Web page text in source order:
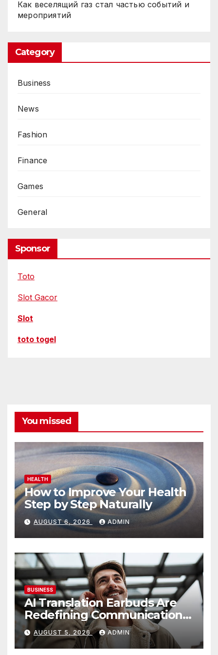
Как веселящий газ стал частью событий и
мероприятий
Category
Business
News
Fashion
Finance
Games
General
Sponsor
Toto
Slot Gacor
Slot
toto togel
You missed
HEALTH
How to Improve Your Health
Step by Step Naturally
AUGUST 6, 2026 ADMIN
BUSINESS
AI Translation Earbuds Are
Redefining Communication
Today
AUGUST 5, 2026 ADMIN